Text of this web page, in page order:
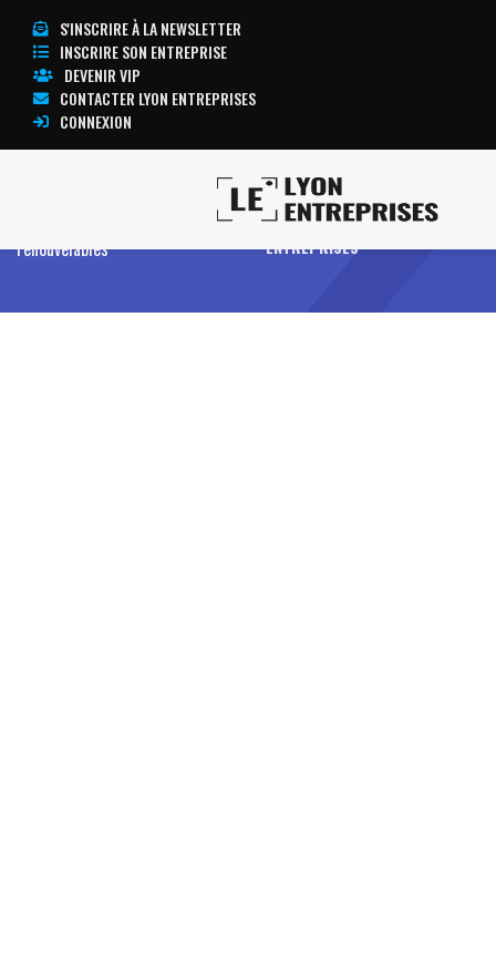
S'INSCRIRE À LA NEWSLETTER
INSCRIRE SON ENTREPRISE
DEVENIR VIP
CONTACTER LYON ENTREPRISES
CONNEXION
Environnement, énergies
renouvelables
TOUTE L’ACTUALITÉ LYON
ENTREPRISES